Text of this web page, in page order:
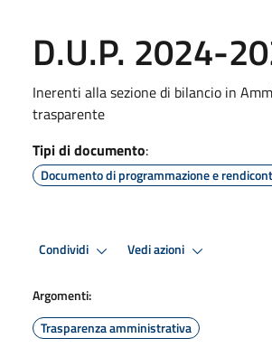
D.U.P. 2024-
Inerenti alla sezione di bilancio in
trasparente
Tipi di documento:
Documento di programmazione e
Condividi Vedi azioni
Argomenti:
Trasparenza amministrativa